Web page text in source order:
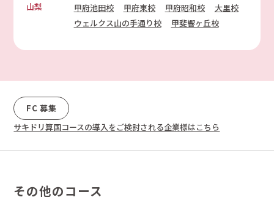
山梨 甲府池田校 甲府東校 甲府昭和校
大里校
ウェルクス山の手通り校
甲斐響ヶ丘校
FC 募集
サキドリ算国コースの導入をご検討される企業様はこちら
その他のコース